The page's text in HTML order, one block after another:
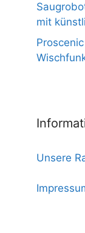
mit
Unsere